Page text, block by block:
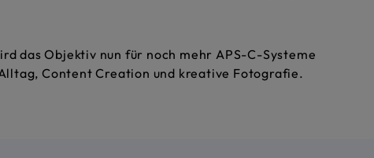
das Objektiv nun für noch mehr APS-C-Systeme
Content Creation und kreative Fotografie.